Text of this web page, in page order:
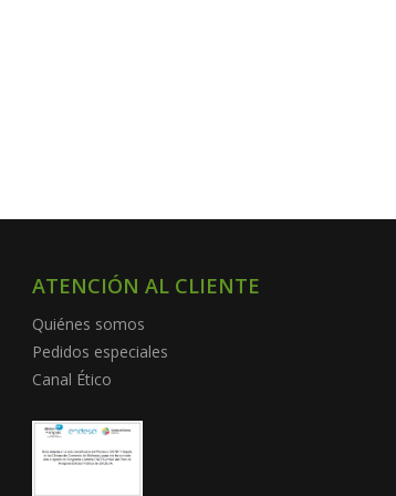
ATENCIÓN AL CLIENTE
Quiénes somos
Pedidos especiales
Canal Ético